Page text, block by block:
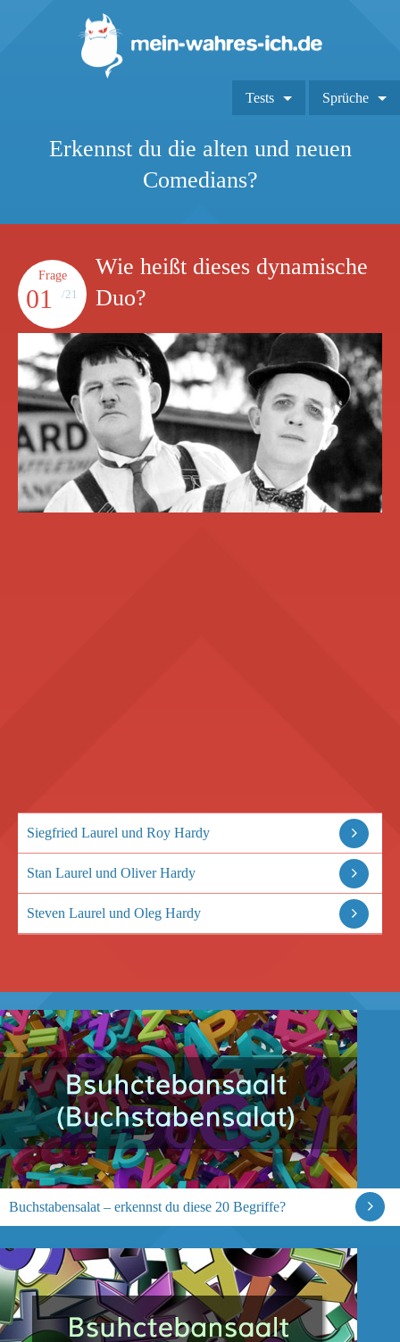
Tests Sprüche
Erkennst du die alten und neuen
Comedians?
Frage
01 /21
Wie heißt dieses dynamische
Duo?
Siegfried Laurel und Roy Hardy
Stan Laurel und Oliver Hardy
Steven Laurel und Oleg Hardy
Buchstabensalat – erkennst du diese 20 Begriffe?